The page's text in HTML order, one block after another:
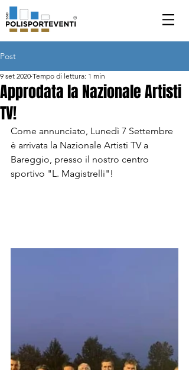
Post
Approdata la Nazionale Artisti
TV!
9 set 2020 Tempo di lettura: 1 min
Come annunciato, Lunedì 7 Settembre
è arrivata la Nazionale Artisti TV a
Bareggio, presso il nostro centro
sportivo "L. Magistrelli"!